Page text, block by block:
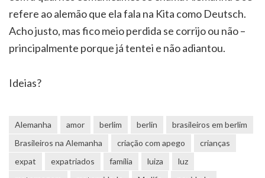
refere ao alemão que ela fala na Kita como Deutsch.
Acho justo, mas fico meio perdida se corrijo ou não –
principalmente porque já tentei e não adiantou.
Ideias?
Alemanha amor berlim berlin
brasileiros em berlim
Brasileiros na Alemanha
criação com apego
crianças
expat
expatriados família luiza
luz